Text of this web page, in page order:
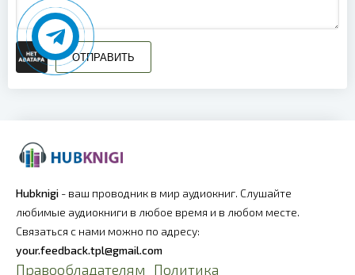
ОТПРАВИТЬ
Hubknigi - ваш проводник в мир аудиокниг. Слушайте
любимые аудиокниги в любое время и в любом месте.
Связаться с нами можно по адресу:
your.feedback.tpl@gmail.com
Правообладателям Политика